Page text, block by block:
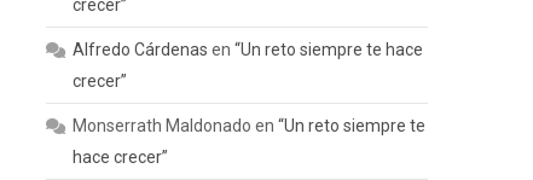
crecer”
Alfredo Cárdenas en“Un reto siempre te hace
crecer”
Monserrath Maldonado en“Un reto siempre te
hace crecer”